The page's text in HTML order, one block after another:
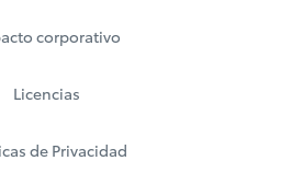
corporativo
Licencias
de Privacidad